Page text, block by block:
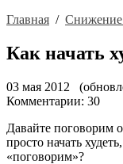
Главная / Снижение
Как начать
03 мая 2012
Комментарии: 30
Давайте поговорим
просто начать
«поговорим»?